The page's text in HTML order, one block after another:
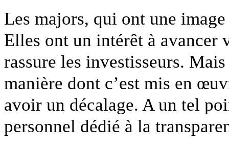
Les majors, qui ont une
Elles ont un intérêt à avancer
rassure les investisseurs.
manière dont c’est mis en
avoir un décalage. A un tel
personnel dédié à la